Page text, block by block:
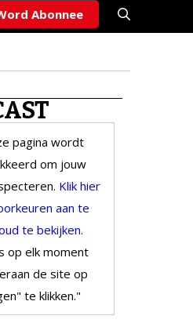
Abonnee
pagina wordt
om jouw
Klik hier
aan te
te bekijken.
op elk moment
de site op
te klikken."